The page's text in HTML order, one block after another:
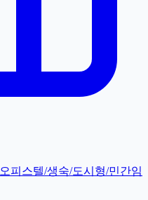
오피스텔/생숙/도시형/민간임